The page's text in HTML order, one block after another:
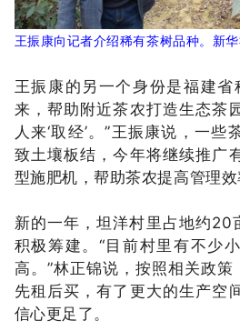
王振康向记者介绍稀有茶树品种。新
王振康的另一个身份是福建省
来，帮助附近茶农打造生态茶
人来‘取经’。”王振康说，一
致土壤板结，今年将继续推广
型施肥机，帮助茶农提高管理效
新的一年，坦洋村里占地约20
积极筹建。“目前村里有不少
高。”林正锦说，按照相关政策
先租后买，有了更大的生产空
信心更足了。